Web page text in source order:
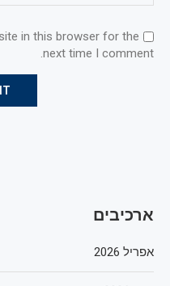
in this browser for the
next time I comment.
ארכיבים
אפריל 2026